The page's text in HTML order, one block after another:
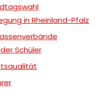
in Rheinland-Pfalz
Schüler